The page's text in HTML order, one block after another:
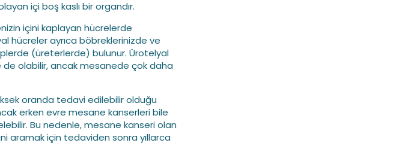
içi boş kaslı bir organdır.
içini kaplayan hücrelerde
hücreler ayrıca böbreklerinizde ve
(üreterlerde) bulunur. Ürotelyal
olabilir, ancak mesanede çok daha
oranda tedavi edilebilir olduğu
erken evre mesane kanserleri bile
Bu nedenle, mesane kanseri olan
aramak için tedaviden sonra yıllarca